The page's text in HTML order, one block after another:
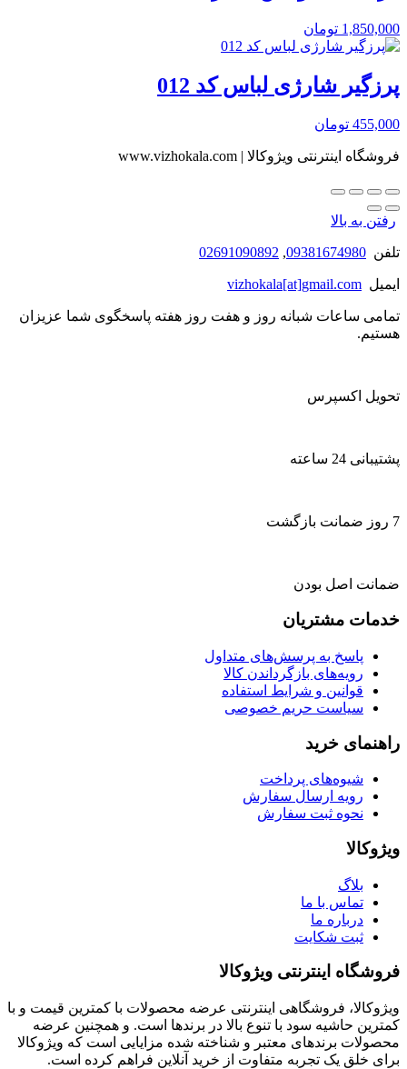
1,850,000 تومان
پرزگیر شارژی لباس کد 012
455,000 تومان
فروشگاه اینترنتی ویژوکالا | www.vizhokala.com
رفتن به بالا
تلفن 09381674980
,
02691090892
ایمیل vizhokala[at]gmail.com
تمامی ساعات شبانه روز و هفت روز هفته پاسخگوی شما عزیزان
هستیم.
تحویل اکسپرس
پشتیبانی 24 ساعته
7 روز ضمانت بازگشت
ضمانت اصل بودن
خدمات مشتریان
پاسخ به پرسش‌های متداول
رویه‌های بازگرداندن کالا
قوانین و شرایط استفاده
سیاست حریم خصوصی
راهنمای خرید
شیوه‌های پرداخت
رویه ارسال سفارش
نحوه ثبت سفارش
ویژوکالا
بلاگ
تماس با ما
درباره ما
ثبت شکایت
فروشگاه اینترنتی ویژوکالا
ویژوکالا، فروشگاهی اینترنتی عرضه محصولات با کمترین قیمت و با
کمترین حاشیه سود با تنوع بالا در برندها است. و همچنین عرضه
محصولات برندهای معتبر و شناخته شده مزایایی است که ویژوکالا
برای خلق یک تجربه متفاوت از خرید آنلاین فراهم کرده است.